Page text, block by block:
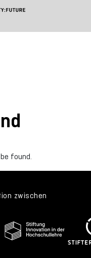
found.
zwischen